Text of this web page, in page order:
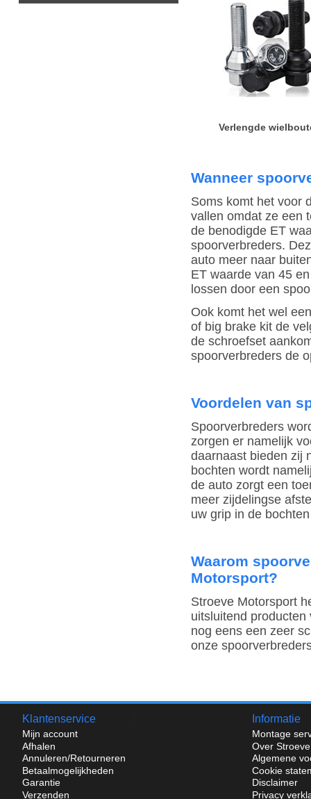
Verlengde
Wanneer
Soms komt het voor
vallen omdat ze een
de benodigde ET
spoorverbreders.
auto meer naar
ET waarde van 45
lossen door een
Ook komt het wel
of big brake kit de
de schroefset
spoorverbreders de
Voordelen van
Spoorverbreders
zorgen er namelijk
daarnaast bieden zij
bochten wordt
de auto zorgt een
meer zijdelingse
uw grip in de
Waarom
Motorsport?
Stroeve Motorsport
uitsluitend
nog eens een zeer
onze
Klantenservice
Mijn account
Afhalen
Annuleren/Retourneren
Betaalmogelijkheden
Garantie
Verzenden
Informatie
Montage
Over
Algemene
Cookie
Disclaimer
Privacy